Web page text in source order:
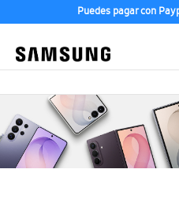
Puedes pagar con